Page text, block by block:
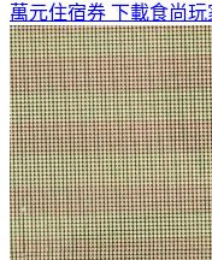
萬元住宿券 下載食尚玩